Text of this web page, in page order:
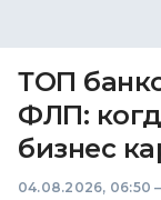
ТОП
ФЛП:
бизнес
04.08.2026, 06:50